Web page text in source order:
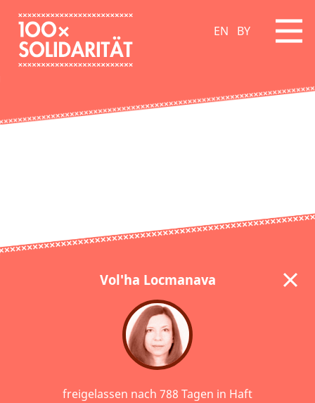
EN BY
Vol'ha Locmanava
freigelassen nach 788 Tagen in Haft